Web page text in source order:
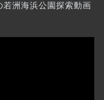
洲海浜公園探索動画